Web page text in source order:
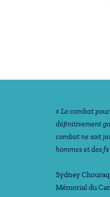
Notre
« Le combat
déﬁnitivement
combat ne soit
hommes et des
Sydney
Mémorial du